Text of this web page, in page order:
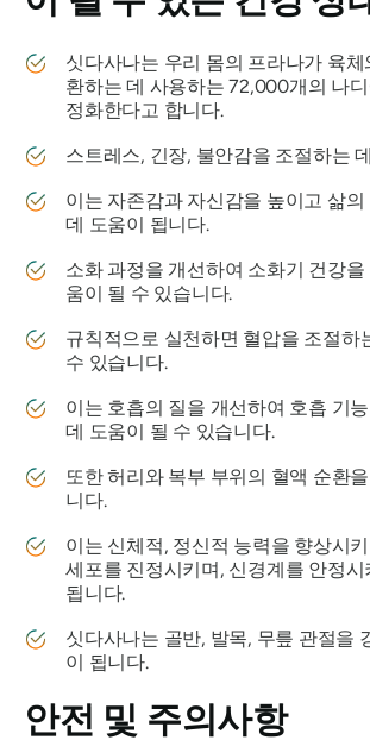
싯다사나는 우리 몸의 프라나가 육
환하는 데 사용하는 72,000개의 나
정화한다고 합니다.
스트레스, 긴장, 불안감을 조절하는
이는 자존감과 자신감을 높이고 삶
데 도움이 됩니다.
소화 과정을 개선하여 소화기 건강
움이 될 수 있습니다.
규칙적으로 실천하면 혈압을 조절하
수 있습니다.
이는 호흡의 질을 개선하여 호흡 기
데 도움이 될 수 있습니다.
또한 허리와 복부 부위의 혈액 순환
니다.
이는 신체적, 정신적 능력을 향상시
세포를 진정시키며, 신경계를 안정시
됩니다.
싯다사나는 골반, 발목, 무릎 관절을
이 됩니다.
안전 및 주의사항